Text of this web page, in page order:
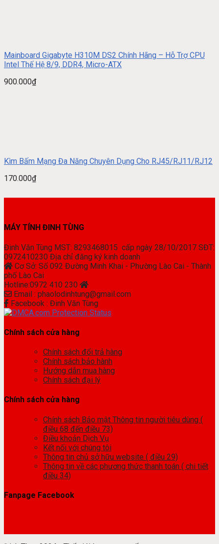
Mainboard Gigabyte H310M DS2 Chính Hãng – Hỗ Trợ CPU
Intel Thế Hệ 8/9, DDR4, Micro-ATX
900.000₫
Kìm Bấm Mạng Đa Năng Chuyên Dụng Cho RJ45/RJ11/RJ12
170.000₫
MÁY TÍNH ĐINH TÙNG
Đinh Văn Tùng MST: 8293468015 cấp ngày 28/10/2017 SĐT:
0972410230 Địa chỉ đăng ký kinh doanh
Cơ Sở: Số 092 Đường Minh Khai - Phường Lào Cai - Thành
phố Lào Cai
Hotline:0972 410 230
Email : phaolodinhtung@gmail.com
Facebook : Đinh Văn Tùng
Chính sách cửa hàng
Chính sách đổi trả hàng
Chính sách bảo hành
Hướng dẫn mua hàng
Chính sách đại lý
Chính sách cửa hàng
Chính sách Bảo mật Thông tin người tiêu dùng (
điều 68 đến điều 73)
Điều khoản Dịch Vụ
Kết nối với chúng tôi
Thông tin chủ sở hữu website ( điều 29)
Thông tin về các phương thức thanh toán ( chi tiết
điều 34)
Fanpage Facebook